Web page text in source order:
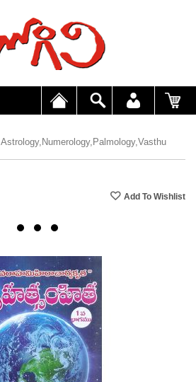
Astrology,Numerology,Palmology,Vasthu